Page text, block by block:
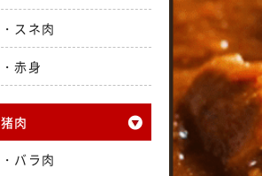
スネ肉
赤身
猪肉
バラ肉